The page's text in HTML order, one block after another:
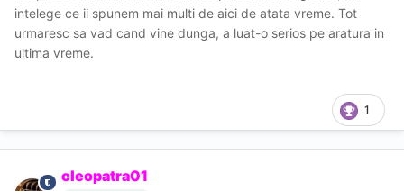
intelege ce ii spunem mai multi de aici de atata vreme. Tot
urmaresc sa vad cand vine dunga, a luat-o serios pe aratura in
ultima vreme.
1
cleopatra01